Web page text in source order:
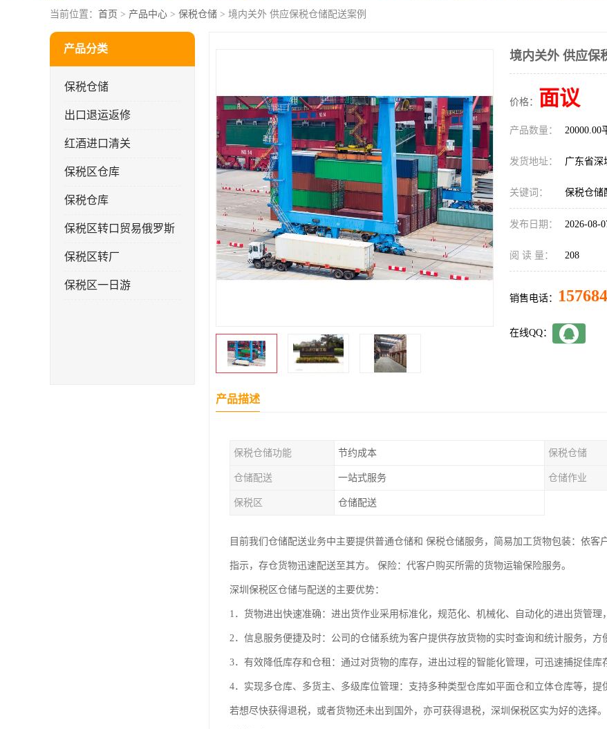
当前位置： 首页 > 产品中心 > 保税仓储 > 境内关外 供应保税仓储配送案例
产品分类
保税仓储
出口退运返修
红酒进口清关
保税区仓库
保税仓库
保税区转口贸易俄罗斯
保税区转厂
保税区一日游
境内关外 供应保
价格： 面议
产品数量： 20000.00
发货地址： 广东省深
关键词： 保税仓储
发布日期： 2026-08-
阅 读 量： 208
销售电话：
在线QQ：
产品描述
保税仓储功能 节约成本 保税仓储
仓储配送 一站式服务 仓储作业
保税区 仓储配送
目前我们仓储配送业务中主要提供普通仓储和 保税仓储服务，简易加工货物包装：依
指示，存仓货物迅速配送至其方。 保险：代客户购买所需的货物运输保险服务。
深圳保税区仓储与配送的主要优势：
1．货物进出快速准确：进出货作业采用标准化，规范化、机械化、自动化的进出货管理
2．信息服务便捷及时：公司的仓储系统为客户提供存放货物的实时查询和统计服务，方
3．有效降低库存和仓租：通过对货物的库存，进出过程的智能化管理，可迅速捕捉佳库
4．实现多仓库、多货主、多级库位管理：支持多种类型仓库如平面仓和立体仓库等，
若想尽快获得退税，或者货物还未出到国外，亦可获得退税，深圳保税区实为好的选择。